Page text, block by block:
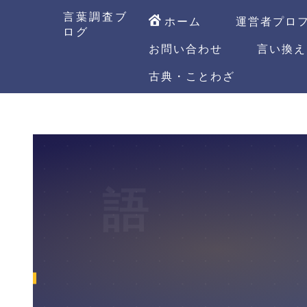
言葉調査ブ
ログ
ホーム
運営者プロ
お問い合わせ
言い換
古典・ことわざ
語